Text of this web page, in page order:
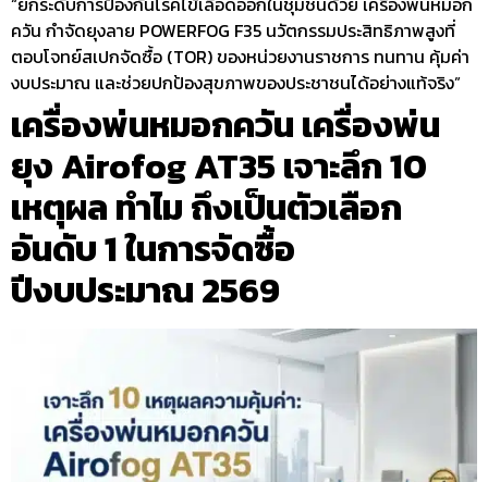
ควัน กำจัดยุงลาย POWERFOG F35 นวัตกรรมประสิทธิภาพสูงที่
ตอบโจทย์สเปกจัดซื้อ (TOR) ของหน่วยงานราชการ ทนทาน คุ้มค่า
งบประมาณ และช่วยปกป้องสุขภาพของประชาชนได้อย่างแท้จริง”
เครื่องพ่นหมอกควัน เครื่องพ่น
ยุง Airofog AT35 เจาะลึก 10
เหตุผล ทำไม ถึงเป็นตัวเลือก
อันดับ 1 ในการจัดซื้อ
ปีงบประมาณ 2569